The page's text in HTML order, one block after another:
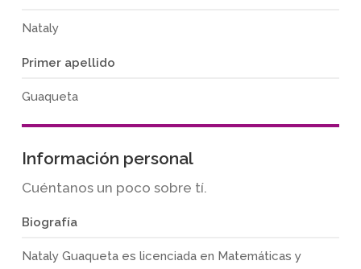
Nataly
Primer apellido
Guaqueta
Información personal
Cuéntanos un poco sobre tí.
Biografía
Nataly Guaqueta es licenciada en Matemáticas y